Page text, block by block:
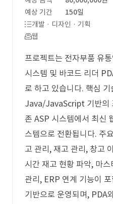
예상 기간
150일
개발 · 디자인 · 기획
웹
프로젝트는 전자부품 유
시스템 및 바코드 리더
로 하고 있습니다. 핵심
Java/JavaScript 기반의
존 ASP 시스템에서 최신
스템으로 전환됩니다. 주
고 관리, 재고 관리, 창고
시간 재고 현황 파악, 마
관리, ERP 연계 기능이
기반으로 운영되며, PDA